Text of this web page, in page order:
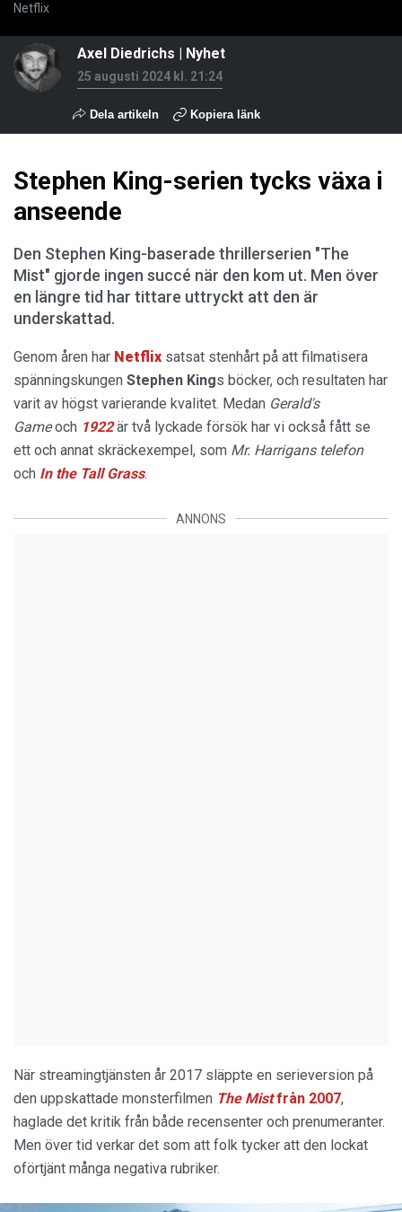
Netflix
Axel Diedrichs | Nyhet
25 augusti 2024 kl. 21:24
Dela artikeln Kopiera länk
Stephen King-serien tycks växa i
anseende
Den Stephen King-baserade thrillerserien "The
Mist" gjorde ingen succé när den kom ut. Men över
en längre tid har tittare uttryckt att den är
underskattad.
Genom åren har Netflix satsat stenhårt på att filmatisera
spänningskungen Stephen Kings böcker, och resultaten har
varit av högst varierande kvalitet. Medan Gerald's
Gameoch 1922 är två lyckade försök har vi också fått se
ett och annat skräckexempel, som Mr. Harrigans telefon
och In the Tall Grass.
ANNONS
När streamingtjänsten år 2017 släppte en serieversion på
den uppskattade monsterfilmen The Mistfrån 2007,
haglade det kritik från både recensenter och prenumeranter.
Men över tid verkar det som att folk tycker att den lockat
oförtjänt många negativa rubriker.